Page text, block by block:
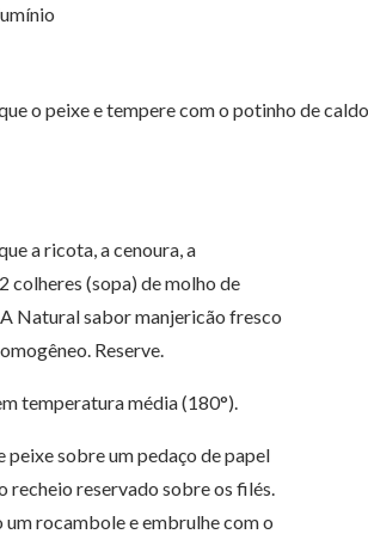
o peixe e tempere com o potinho de
a ricota, a cenoura, a
colheres (sopa) de molho de
Natural sabor manjericão fresco
Reserve.
temperatura média (180°).
peixe sobre um pedaço de papel
recheio reservado sobre os filés.
um rocambole e embrulhe com o